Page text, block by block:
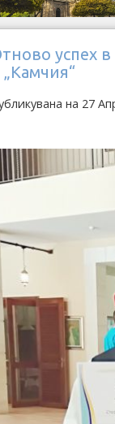
успех
„Камчия“
на 27